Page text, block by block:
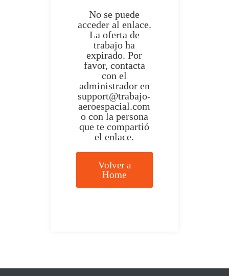
No se puede
acceder al enlace.
La oferta de
trabajo ha
expirado. Por
favor, contacta
con el
administrador en
support@trabajo-
aeroespacial.com
o con la persona
que te compartió
el enlace.
Volver a
Home